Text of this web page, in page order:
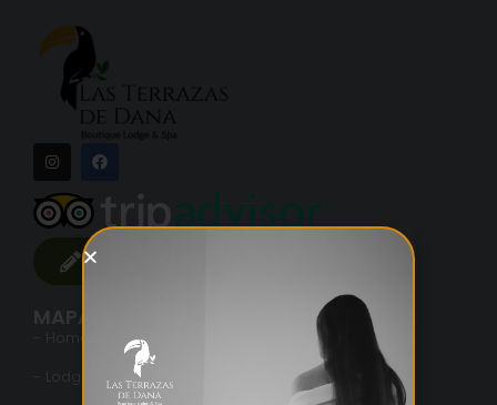
ESCRIBIR UN COMENTARIO
MAPA DEL SITIO
- Home
- Lodge